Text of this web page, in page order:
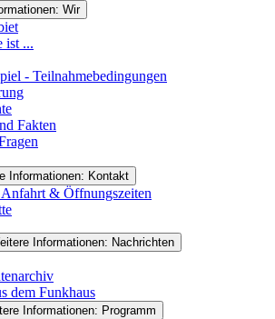
Wir
ist ...
- Teilnahmebedingungen
Fakten
Informationen: Kontakt
& Öffnungszeiten
Informationen: Nachrichten
dem Funkhaus
Informationen: Programm